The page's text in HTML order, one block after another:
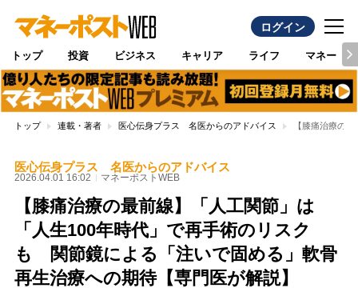
ログイン
トップ 投資 ビジネス キャリア ライフ マネー
トップ 連載・著者 医心伝身プラス 名医からのアドバイス 【膝痛治療の
医心伝身プラス 名医からのアドバイス
2026.04.01 16:02 マネーポストWEB
【膝痛治療の最前線】「人工関節」は
「人生100年時代」で再手術のリスク
も 関節鏡による「注いで固める」軟骨
再生治療への期待【専門医が解説】